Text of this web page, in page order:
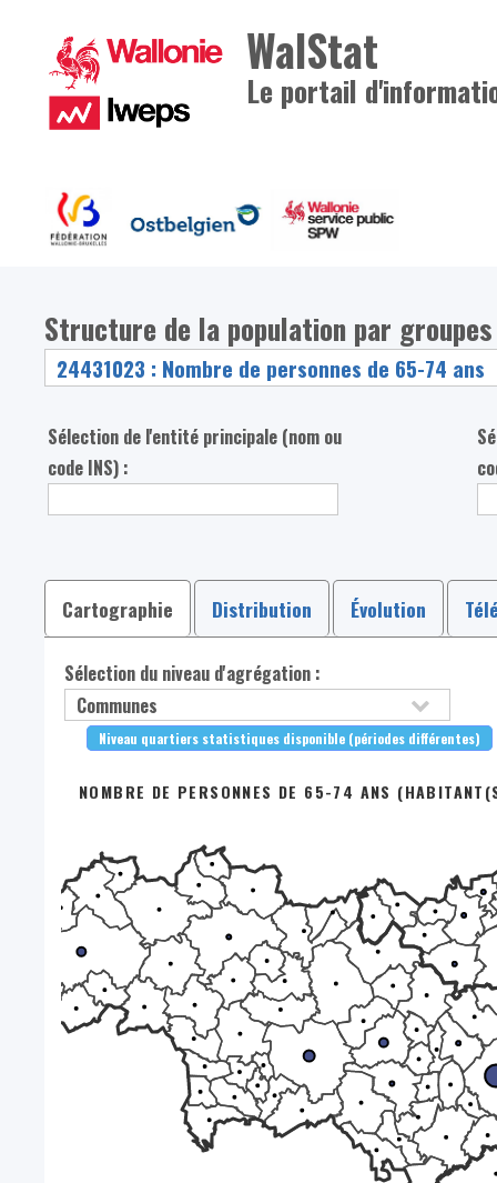
WalStat
Le portail
Structure de la population par
Sélection de l'entité principale (nom ou
code INS) :
Cartographie Distribution Évolution
Sélection du niveau d'agrégation :
Niveau quartiers statistiques disponible (périodes différentes)
NOMBRE DE PERSONNES DE 65-74 ANS